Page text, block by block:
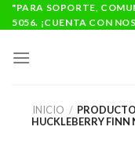
Saltar
al
"PARA SOPORTE,
5056. ¡CUENTA CON
INICIO /
HUCKLEBERRY FINN